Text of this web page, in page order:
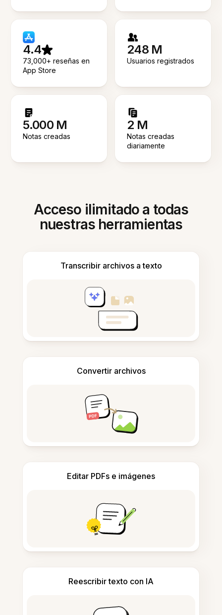
4.4
73,000+ reseñas en
App Store
248 M
Usuarios registrados
5.000 M
Notas creadas
2 M
Notas creadas
diariamente
Acceso ilimitado a todas
nuestras herramientas
Transcribir archivos a texto
Convertir archivos
Editar PDFs e imágenes
Reescribir texto con IA